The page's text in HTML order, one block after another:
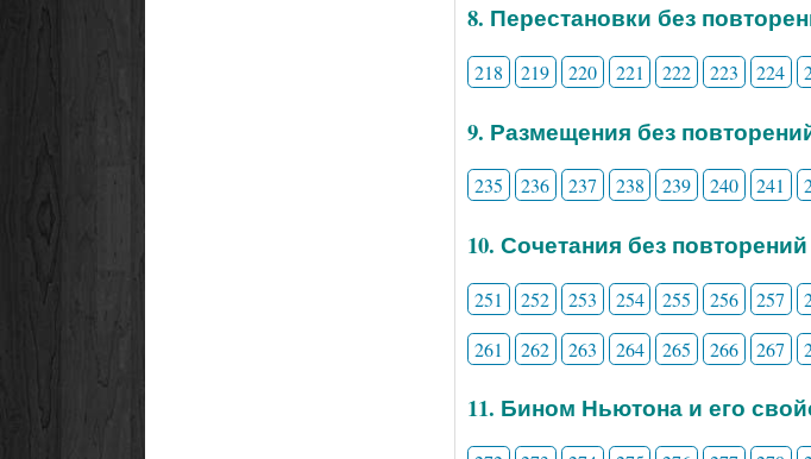
8. Перестановки без
218 219 220 221 222 223 224
9. Размещения без
235 236 237 238 239 240 241
10. Сочетания без повторений
251 252 253 254 255 256 257
261
262 263 264 265 266 267
11. Бином Ньютона и его